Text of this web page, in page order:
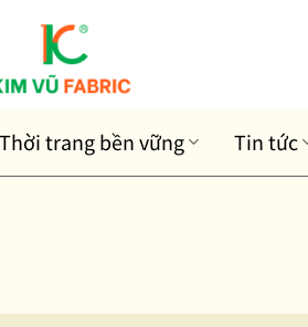
Thời trang bền vững Tin tức